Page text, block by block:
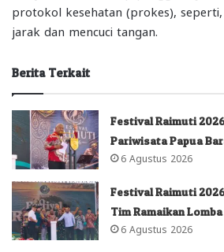
protokol kesehatan (prokes),
jarak dan mencuci tangan.
Berita Terkait
Festival Raimuti
Pariwisata Papua
6 Agustus 2026
Festival Raimuti
Tim Ramaikan
6 Agustus 2026